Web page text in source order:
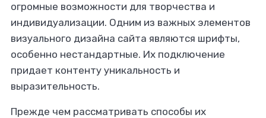
на бирже Ворк24
огромные возможности для творчества и
индивидуализации. Одним из важных элементов
визуального дизайна сайта являются шрифты,
особенно нестандартные. Их подключение
придает контенту уникальность и
выразительность.
Прежде чем рассматривать способы их